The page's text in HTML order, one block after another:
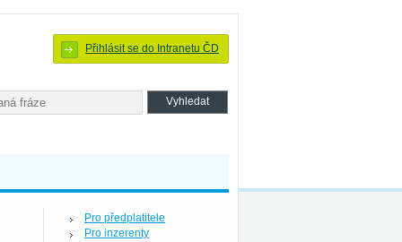
Přihlásit se do Intranetu ČD
Pro předplatitele
Pro inzerenty